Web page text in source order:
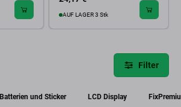
AUF LAGER 3 Stk
Filter
Batterien und Sticker LCD Display